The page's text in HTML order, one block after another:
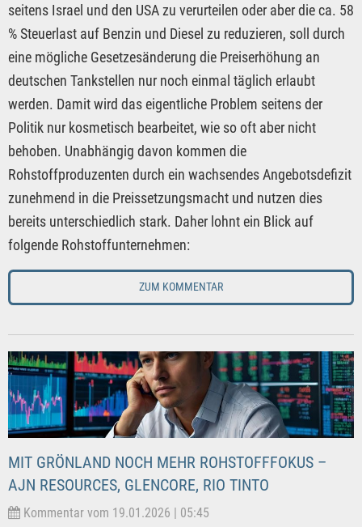
seitens Israel und den USA zu verurteilen oder aber die ca. 58
% Steuerlast auf Benzin und Diesel zu reduzieren, soll durch
eine mögliche Gesetzesänderung die Preiserhöhung an
deutschen Tankstellen nur noch einmal täglich erlaubt
werden. Damit wird das eigentliche Problem seitens der
Politik nur kosmetisch bearbeitet, wie so oft aber nicht
behoben. Unabhängig davon kommen die
Rohstoffproduzenten durch ein wachsendes Angebotsdefizit
zunehmend in die Preissetzungsmacht und nutzen dies
bereits unterschiedlich stark. Daher lohnt ein Blick auf
folgende Rohstoffunternehmen:
ZUM KOMMENTAR
MIT GRÖNLAND NOCH MEHR ROHSTOFFFOKUS –
AJN RESOURCES, GLENCORE, RIO TINTO
Kommentar vom 19.01.2026 | 05:45